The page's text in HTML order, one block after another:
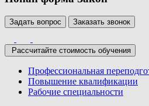
Задать вопрос Заказать звонок
Рассчитайте стоимость обучения
Профессиональная
Повышение квалификации
Рабочие специальности